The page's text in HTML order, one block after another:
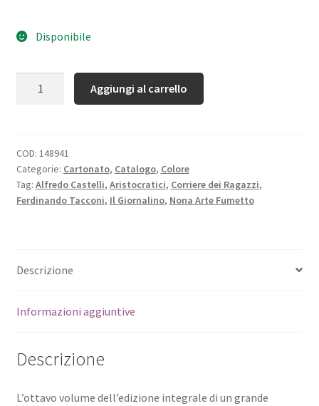
Disponibile
Aggiungi al carrello
COD: 148941
Categorie: Cartonato, Catalogo, Colore
Tag: Alfredo Castelli, Aristocratici, Corriere dei Ragazzi,
Ferdinando Tacconi, Il Giornalino, Nona Arte Fumetto
Descrizione
Informazioni aggiuntive
Descrizione
L’ottavo volume dell’edizione integrale di un grande